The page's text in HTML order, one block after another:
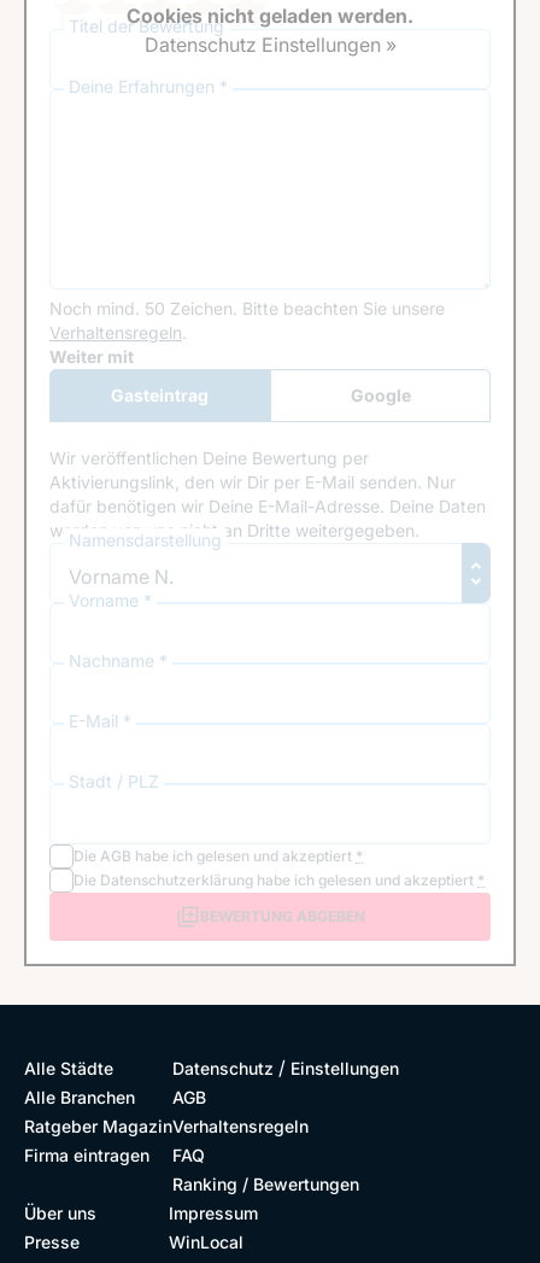
Titel der Bewertung
Deine Erfahrungen *
Noch mind. 50 Zeichen. Bitte beachten Sie unsere
Verhaltensregeln.
Google Recaptcha
Weiter mit
Gasteintrag
Google
Anmeldung
Wir veröffentlichen Deine Bewertung per
Aktivierungslink, den wir Dir per E-Mail senden. Nur
dafür benötigen wir Deine E-Mail-Adresse. Deine Daten
werden von uns nicht an Dritte weitergegeben.
Namensdarstellung
Vorname *
Nachname *
E-Mail *
Stadt / PLZ
Die AGB habe ich gelesen und akzeptiert *
Die Datenschutzerklärung habe ich gelesen und akzeptiert *
BEWERTUNG ABGEBEN
Cookies nicht geladen werden.
Datenschutz Einstellungen »
Alle Städte
Alle Branchen
Ratgeber Magazin
Firma eintragen
Datenschutz / Einstellungen
AGB
Verhaltensregeln
FAQ
Ranking / Bewertungen
Über uns
Presse
Impressum
WinLocal